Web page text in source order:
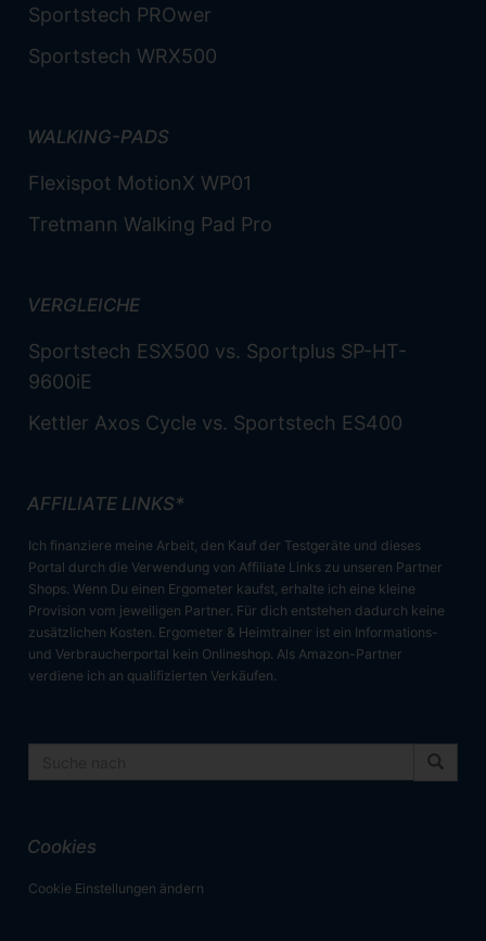
Sportstech PROwer
Sportstech WRX500
WALKING-PADS
Flexispot MotionX WP01
Tretmann Walking Pad Pro
VERGLEICHE
Sportstech ESX500 vs. Sportplus SP-HT-
9600iE
Kettler Axos Cycle vs. Sportstech ES400
AFFILIATE LINKS*
Ich finanziere meine Arbeit, den Kauf der Testgeräte und dieses
Portal durch die Verwendung von Affiliate Links zu unseren Partner
Shops. Wenn Du einen Ergometer kaufst, erhalte ich eine kleine
Provision vom jeweiligen Partner. Für dich entstehen dadurch keine
zusätzlichen Kosten. Ergometer & Heimtrainer ist ein Informations-
und Verbraucherportal kein Onlineshop. Als Amazon-Partner
verdiene ich an qualifizierten Verkäufen.
Cookies
Cookie Einstellungen ändern